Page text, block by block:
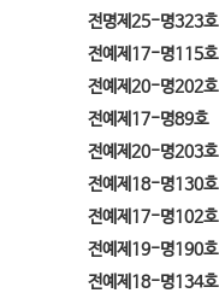
전명제25-명323호
전예제17-명115호
전예제20-명202호
전예제17-명89호
전예제20-명203호
전예제18-명130호
전예제17-명102호
전예제19-명190호
전예제18-명134호